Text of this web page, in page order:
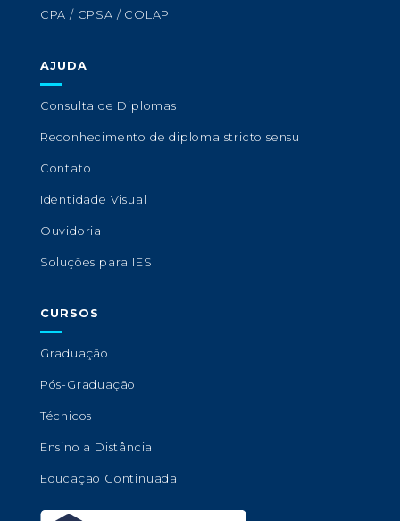
CPA / CPSA / COLAP
AJUDA
Consulta de Diplomas
Reconhecimento de diploma stricto sensu
Contato
Identidade Visual
Ouvidoria
Soluções para IES
CURSOS
Graduação
Pós-Graduação
Técnicos
Ensino a Distância
Educação Continuada